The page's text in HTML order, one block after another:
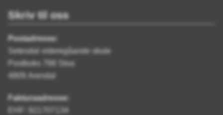
Skriv til oss
Postadresse:
Setesdal videregåande skule
Postboks 788 Stoa
4809 Arendal
Fakturaadresse:
EHF: 921707134